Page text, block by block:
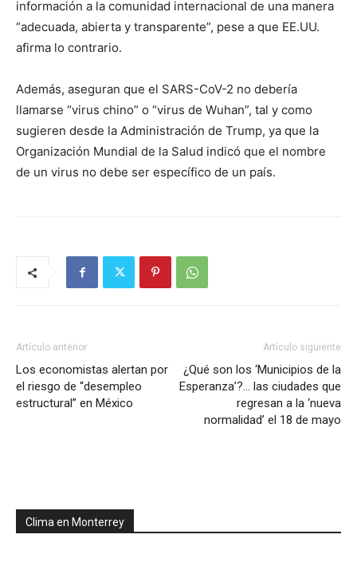
información a la comunidad internacional de una manera
“adecuada, abierta y transparente”, pese a que EE.UU.
afirma lo contrario.
Además, aseguran que el SARS-CoV-2 no debería
llamarse “virus chino” o “virus de Wuhan”, tal y como
sugieren desde la Administración de Trump, ya que la
Organización Mundial de la Salud indicó que el nombre
de un virus no debe ser específico de un país.
Artículo anterior
Los economistas alertan por
el riesgo de “desempleo
estructural” en México
Artículo siguiente
¿Qué son los ‘Municipios de la
Esperanza’?… las ciudades que
regresan a la ‘nueva
normalidad’ el 18 de mayo
Clima en Monterrey